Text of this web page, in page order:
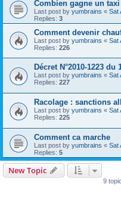
Combien gagne un
Last post by yumbrains « Sat
Replies: 3
Comment devenir
Last post by yumbrains « Sat
Replies: 226
Décret N°2010-1223 du
Last post by yumbrains « Sat
Replies: 227
Racolage : sanctions
Last post by yumbrains « Sat
Replies: 225
Comment ca marche
Last post by yumbrains « Sat
Replies: 5
New Topic
9